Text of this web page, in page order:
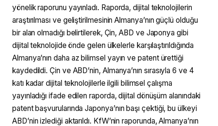
yönelik raporunu yayınladı. Raporda, dijital teknolojilerin
araştırılması ve geliştirilmesinin Almanya’nın güçlü olduğu
bir alan olmadığı belirtilerek, Çin, ABD ve Japonya gibi
dijital teknolojide önde gelen ülkelerle karşılaştırıldığında
Almanya’nın daha az bilimsel yayın ve patent ürettiği
kaydedildi. Çin ve ABD’nin, Almanya’nın sırasıyla 6 ve 4
katı kadar dijital teknolojilerle ilgili bilimsel çalışma
yayınladığı ifade edilen raporda, dijital dönüşüm alanındaki
patent başvurularında Japonya’nın başı çektiği, bu ülkeyi
ABD’nin izlediği aktarıldı. KfW’nin raporunda, Almanya’nın